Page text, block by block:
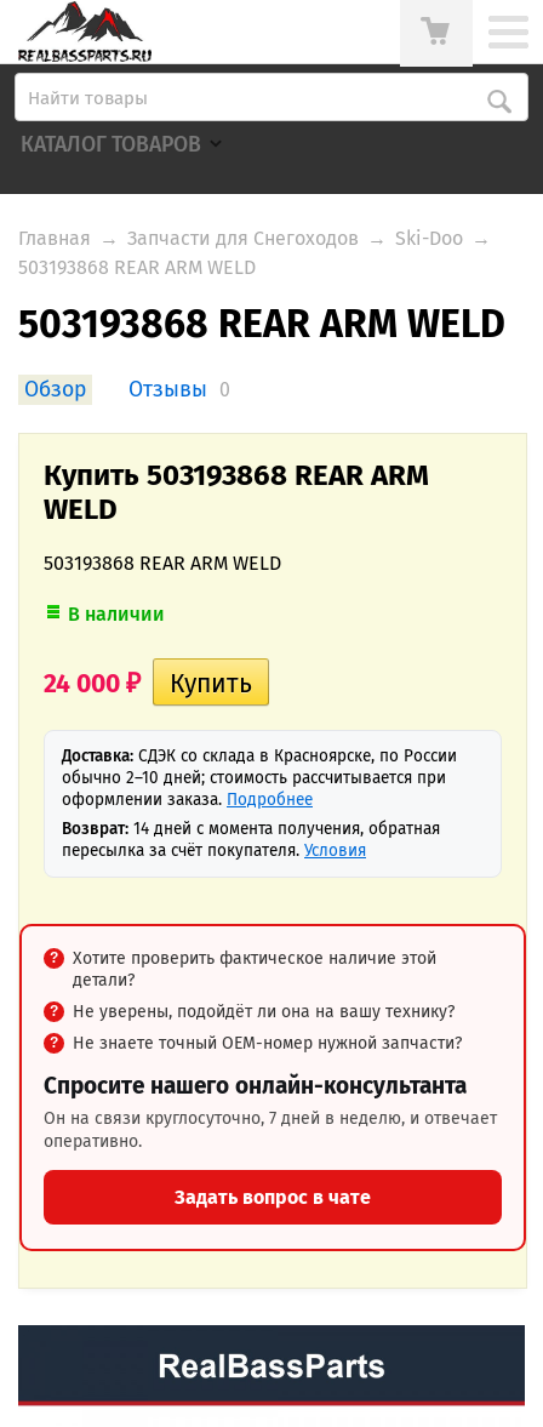
КАТАЛОГ ТОВАРОВ
Главная → Запчасти для Снегоходов → Ski-Doo →
503193868 REAR ARM WELD
503193868 REAR ARM WELD
Обзор Отзывы 0
Купить 503193868 REAR ARM
WELD
503193868 REAR ARM WELD
В наличии
24 000 ₽
Доставка: СДЭК со склада в Красноярске, по России
обычно 2–10 дней; стоимость рассчитывается при
оформлении заказа. Подробнее
Возврат: 14 дней с момента получения, обратная
пересылка за счёт покупателя. Условия
Хотите проверить фактическое наличие этой
детали?
Не уверены, подойдёт ли она на вашу технику?
Не знаете точный OEM-номер нужной запчасти?
Спросите нашего онлайн-консультанта
Он на связи круглосуточно, 7 дней в неделю, и отвечает
оперативно.
Задать вопрос в чате